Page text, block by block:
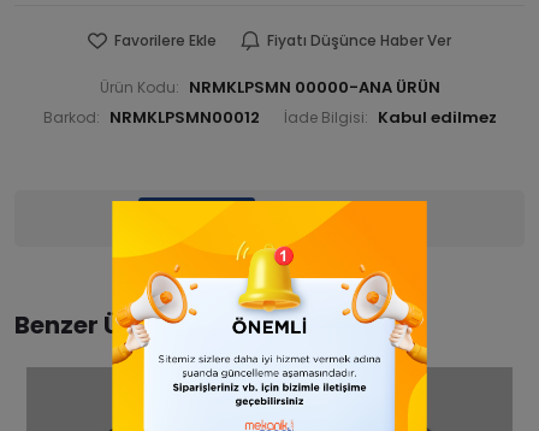
Favorilere Ekle Fiyatı Düşünce Haber Ver
Ürün Kodu: NRMKLPSMN 00000-ANA ÜRÜN
Barkod: NRMKLPSMN00012 İade Bilgisi:
Yorumlar
Benzer Ürünler